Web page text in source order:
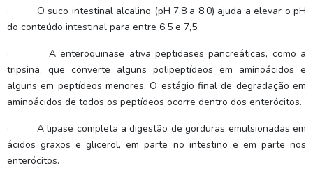
· O suco intestinal alcalino (pH 7,8 a 8,0) ajuda a elevar o pH
do conteúdo intestinal para entre 6,5 e 7,5.
· A enteroquinase ativa peptidases pancreáticas, como a
tripsina, que converte alguns polipeptídeos em aminoácidos e
alguns em peptídeos menores. O estágio final de degradação em
aminoácidos de todos os peptídeos ocorre dentro dos enterócitos.
· A lipase completa a digestão de gorduras emulsionadas em
ácidos graxos e glicerol, em parte no intestino e em parte nos
enterócitos.